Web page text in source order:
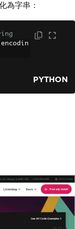
為字串：
encodin
PYTHON